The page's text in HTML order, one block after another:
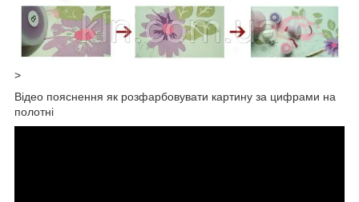
>
Відео пояснення як розфарбовувати картину за цифрами на
полотні